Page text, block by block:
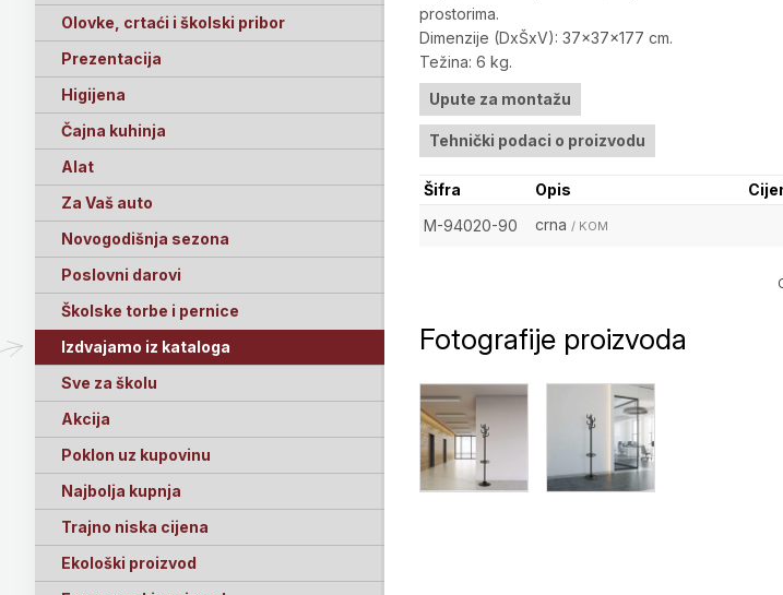
Olovke, crtaći i školski pribor
Prezentacija
Higijena
Čajna kuhinja
Alat
Za Vaš auto
Novogodišnja sezona
Poslovni darovi
Školske torbe i pernice
Izdvajamo iz kataloga
Sve za školu
Akcija
Poklon uz kupovinu
Najbolja kupnja
Trajno niska cijena
Ekološki proizvod
prostorima.
Dimenzije (DxŠxV): 37x37x177 cm.
Težina: 6 kg.
Upute za montažu
Tehnički podaci o proizvodu
Šifra Opis
M-94020-90
crna / KOM
Fotografije proizvoda